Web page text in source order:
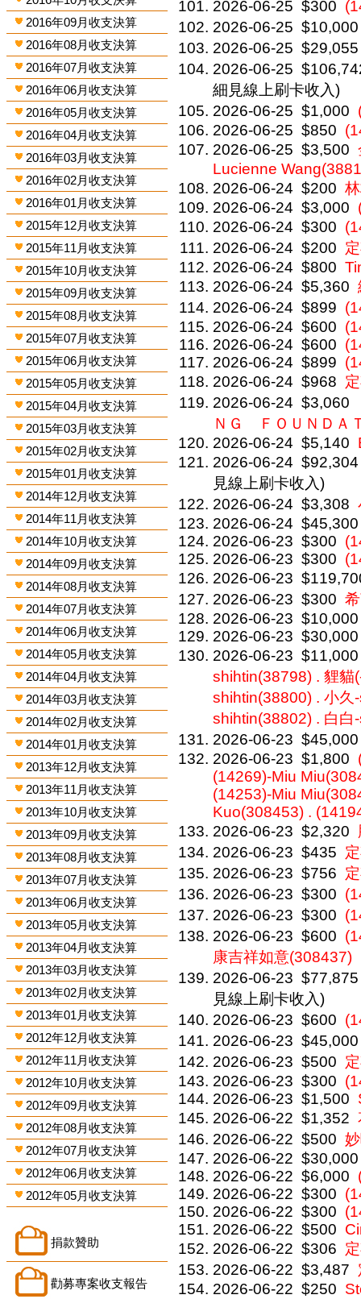
2016年09月收支決算
2016年08月收支決算
2016年07月收支決算
2016年06月收支決算
2016年05月收支決算
2016年04月收支決算
2016年03月收支決算
2016年02月收支決算
2016年01月收支決算
2015年12月收支決算
2015年11月收支決算
2015年10月收支決算
2015年09月收支決算
2015年08月收支決算
2015年07月收支決算
2015年06月收支決算
2015年05月收支決算
2015年04月收支決算
2015年03月收支決算
2015年02月收支決算
2015年01月收支決算
2014年12月收支決算
2014年11月收支決算
2014年10月收支決算
2014年09月收支決算
2014年08月收支決算
2014年07月收支決算
2014年06月收支決算
2014年05月收支決算
2014年04月收支決算
2014年03月收支決算
2014年02月收支決算
2014年01月收支決算
2013年12月收支決算
2013年11月收支決算
2013年10月收支決算
2013年09月收支決算
2013年08月收支決算
2013年07月收支決算
2013年06月收支決算
2013年05月收支決算
2013年04月收支決算
2013年03月收支決算
2013年02月收支決算
2013年01月收支決算
2012年12月收支決算
2012年11月收支決算
2012年10月收支決算
2012年09月收支決算
2012年08月收支決算
2012年07月收支決算
2012年06月收支決算
2012年05月收支決算
捐款贊助
勸募專案收支報告
2026-06-25 $300
2026-06-25 $10,000
2026-06-25 $29,055
2026-06-25
細見線上刷卡收入)
2026-06-25 $1,000
2026-06-25 $850
2026-06-25 $3,500
Lucienne
2026-06-24 $200
2026-06-24 $3,000
2026-06-24 $300
2026-06-24 $200
2026-06-24 $800
2026-06-24 $5,360
2026-06-24 $899
2026-06-24 $600
2026-06-24 $600
2026-06-24 $899
2026-06-24 $968
2026-06-24 $3,060
ＮＧ ＦＯＵＮＤＡ
2026-06-24 $5,140
2026-06-24 $92,304
見線上刷卡收入)
2026-06-24 $3,308
2026-06-24 $45,300
2026-06-23 $300
2026-06-23 $300
2026-06-23
2026-06-23 $300
2026-06-23 $10,000
2026-06-23 $30,000
2026-06-23 $11,000
shihtin(38798) . 貍貓
shihtin(38800) . 小久
shihtin(38802) . 白白
2026-06-23 $45,000
2026-06-23 $1,800
(14269)-Miu
(14253)-Miu
Kuo(308453) .
2026-06-23 $2,320
2026-06-23 $435
2026-06-23 $756
2026-06-23 $300
2026-06-23 $300
2026-06-23 $600
康吉祥如意(308437)
2026-06-23 $77,875
見線上刷卡收入)
2026-06-23 $600
2026-06-23 $45,000
2026-06-23 $500
2026-06-23 $300
2026-06-23 $1,500
2026-06-22 $1,352
2026-06-22 $500
2026-06-22 $30,000
2026-06-22 $6,000
2026-06-22 $300
2026-06-22 $300
2026-06-22 $500
2026-06-22 $306
2026-06-22 $3,487
2026-06-22 $250